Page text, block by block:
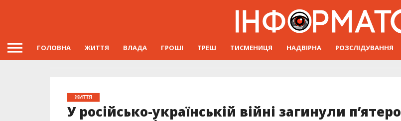
ГОЛОВНА ЖИТТЯ ВЛАДА ГРОШІ ТРЕШ ТИСМЕНИЦЯ НАДВІРНА РОЗСЛІДУВАННЯ
ЖИТТЯ
У російсько-українській війні загинули п’ятеро